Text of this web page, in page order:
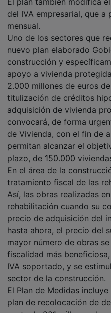
del IVA empresarial, que
mensual.
Uno de los sectores que
nuevo plan elaborado
construcción y
apoyo a vivienda
2.000 millones de euros
titulización de créditos
adquisición de vivienda
convocará, de forma
de Vivienda, con el fin de
permitan alcanzar el
plazo, de 150.000
En el área de la
tratamiento fiscal de las
Así, las obras realizadas
rehabilitación cuando su
precio de adquisición del
hasta ahora, el precio del
mayor número de obras
fiscalidad más
IVA soportado, y se
sector de la construcción.
El Plan de Medidas incluye
plan de recolocación de
coste de 201 millones de